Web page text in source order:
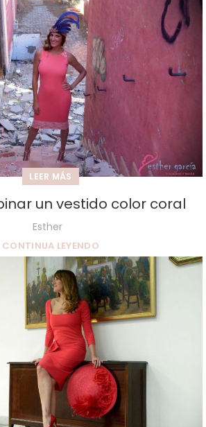
LEER MÁS
un vestido color coral
Esther
CONTINUA LEYENDO